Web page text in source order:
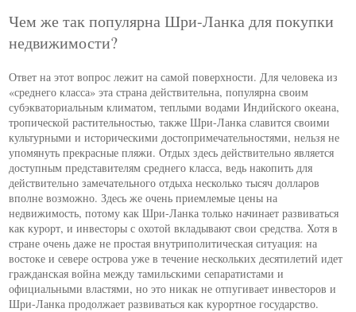
Чем же так популярна Шри-Ланка для покупки
недвижимости?
Ответ на этот вопрос лежит на самой поверхности. Для человека из
«среднего класса» эта страна действительна, популярна своим
субэкваториальным климатом, теплыми водами Индийского океана,
тропической растительностью, также Шри-Ланка славится своими
культурными и историческими достопримечательностями, нельзя не
упомянуть прекрасные пляжи. Отдых здесь действительно является
доступным представителям среднего класса, ведь накопить для
действительно замечательного отдыха несколько тысяч долларов
вполне возможно. Здесь же очень приемлемые цены на
недвижимость, потому как Шри-Ланка только начинает развиваться
как курорт, и инвесторы с охотой вкладывают свои средства. Хотя в
стране очень даже не простая внутриполитическая ситуация: на
востоке и севере острова уже в течение нескольких десятилетий идет
гражданская война между тамильскими сепаратистами и
официальными властями, но это никак не отпугивает инвесторов и
Шри-Ланка продолжает развиваться как курортное государство.